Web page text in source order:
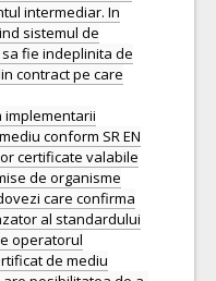
intermediar. In
sistemul de
fie indeplinita de
contract pe care
conform SR EN
certificate valabile
de organisme
care confirma
al standardului
operatorul
de mediu